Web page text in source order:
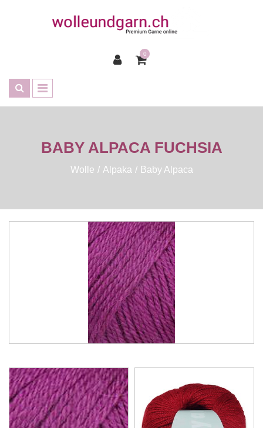
0
BABY ALPACA FUCHSIA
Wolle Alpaka Baby Alpaca